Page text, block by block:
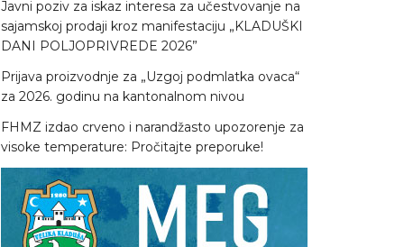
Javni poziv za iskaz interesa za učestvovanje na
sajamskoj prodaji kroz manifestaciju „KLADUŠKI
DANI POLJOPRIVREDE 2026”
Prijava proizvodnje za „Uzgoj podmlatka ovaca“
za 2026. godinu na kantonalnom nivou
FHMZ izdao crveno i narandžasto upozorenje za
visoke temperature: Pročitajte preporuke!